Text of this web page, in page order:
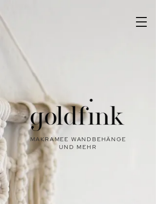
MAKRAMEE WANDBEHÄNGE
UND MEHR